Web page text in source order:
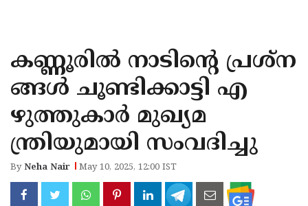
KANNUR
KASARAGOD
കണ്ണൂരിൽ നാടിൻ്റെ പ്രശ്ന
ങ്ങൾ ചൂണ്ടിക്കാട്ടി എ
ഴുത്തുകാർ മുഖ്യമ
ന്ത്രിയുമായി സംവദിച്ചു
ByNeha Nair May 10, 2025, 12:00 IST